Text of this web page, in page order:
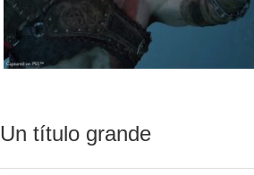
Un título grande